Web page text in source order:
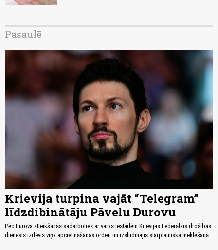
Pasaulē
Krievija turpina vajāt “Telegram”
līdzdibinātāju Pāvelu Durovu
Pēc Durova atteikšanās sadarboties ar varas iestādēm Krievijas Federālais drošības
dienests izdevis viņa apcietināšanas orderi un izsludinājis starptautiskā meklēšanā.